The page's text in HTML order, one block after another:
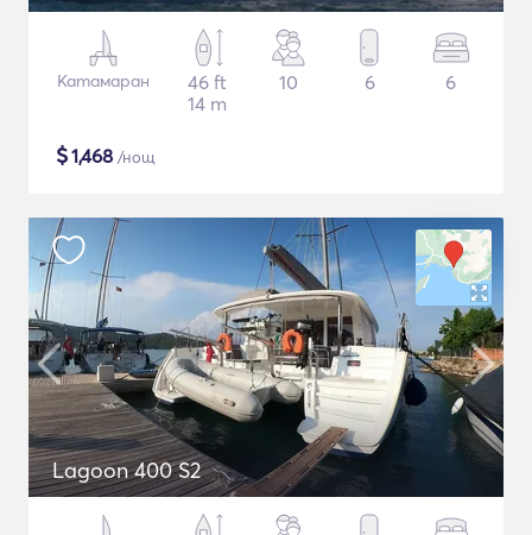
Катамаран
46 ft
14 m
10 6 6
$1,468 /нощ
Lagoon 400 S2